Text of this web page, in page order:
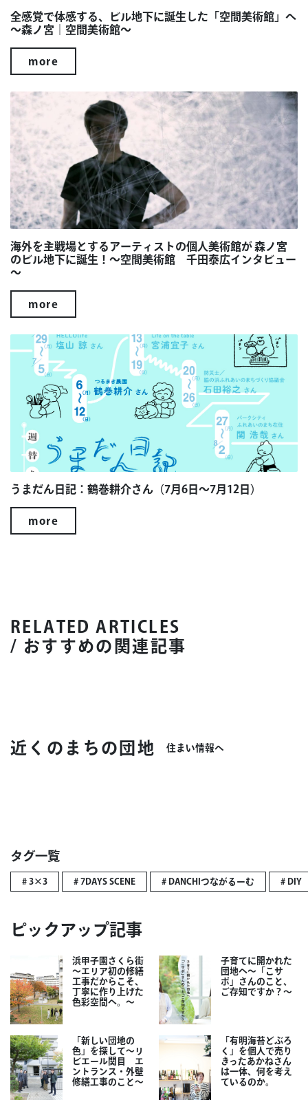
全感覚で体感する、ビル地下に誕生した「空間美術館」へ
～森ノ宮｜空間美術館～
more
海外を主戦場とするアーティストの個人美術館が 森ノ宮
のビル地下に誕生！～空間美術館 千田泰広インタビュー
～
more
うまだん日記：鶴巻耕介さん（7月6日～7月12日）
more
RELATED ARTICLES
/ おすすめの関連記事
近くのまちの団地 住まい情報へ
タグ一覧
# 3×3 # 7DAYS SCENE # DANCHIつながるーむ # DIY
ピックアップ記事
浜甲子園さくら街
～エリア初の修繕
工事だからこそ、
丁寧に作り上げた
色彩空間へ。～
子育てに開かれた
団地へ～「こサ
ポ」さんのこと、
ご存知ですか？～
「新しい団地の
色」を探して～リ
ビエール関目 エ
ントランス・外壁
修繕工事のこと～
「有明海苔どぶろ
く」を個人で売り
きったあかねさん
は一体、何を考え
ているのか。